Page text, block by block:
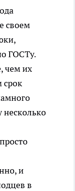
своем
ГОСТу.
чем их
срок
и
в